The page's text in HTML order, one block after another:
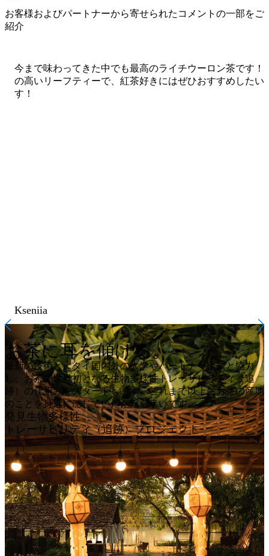
お客様およびパートナーから寄せられたコメントの一部をご
紹介
今まで味わってきた中でも最高のライチウーロン茶です！
の高いリーフティーで、紅茶好きにはぜひおすすめしたい
す！
Kseniia
お茶に耳を傾ける。
最新の技術と、タイ国内外の大学やパートナー企業と協力
し、お茶で世界初となる生物多様性トレーサビリティ（追
跡）の仕組みをスタートします。これまで以上にお茶の産地
のことを身近に感じていただたら幸いです。
発見生物多様性
トレーサビリティ（追跡）プロジェクト